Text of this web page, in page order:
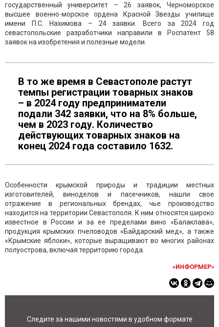
государственный университет – 26 заявок, Черноморское
высшее военно-морское ордена Красной Звезды училище
имени П.С. Нахимова – 24 заявки. Всего за 2024 год
севастопольские разработчики направили в Роспатент 58
заявок на изобретения и полезные модели.
В то же время в Севастополе растут
темпы регистрации товарных знаков
– в 2024 году предприниматели
подали 342 заявки, что на 8% больше,
чем в 2023 году. Количество
действующих товарных знаков на
конец 2024 года составило 1632.
Особенности крымской природы и традиции местных
изготовителей, виноделов и пасечников, нашли свое
отражение в региональных брендах, чье производство
находится на территории Севастополя. К ним относятся широко
известное в России и за ее пределами вино «Балаклава»,
продукция крымских пчеловодов «Байдарский мед», а также
«Крымские яблоки», которые выращивают во многих районах
полуострова, включая территорию города.
«ИНФОРМЕР»
Следите за нашими новостями в удобном формате